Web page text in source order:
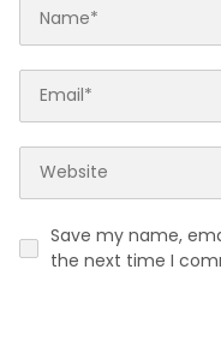
Save my name,
the next time I